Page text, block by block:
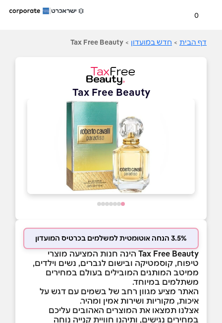
0
דף הבית > חדש במועדון >
Tax Free Beauty
Tax Free Beauty
3.5% הנחה אוטומטית למשלמים בכרטיס המועדון
Tax Free Beauty הינה חנות המציעה מוצרי
טיפוח, קוסמטיקה ובישום לגברים, נשים וילדים,
ממיטב המותגים המובילים בעולם במחירים
משתלמים במיוחד.
האתר מציע מגוון רחב של בשמים עם דגש על
איכות, מקוריות ושירות אמין ומהיר.
אצלנו תמצאו את המוצרים האהובים עליכם
במחירים נגישים, ותיהנו חוויית קנייה נוחה